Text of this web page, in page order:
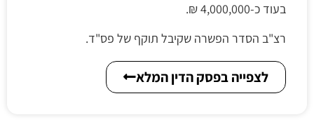
בעוד כ-4,000,000 ₪.
רצ"ב הסדר הפשרה שקיבל תוקף של פס"ד.
לצפייה בפסק הדין המלא